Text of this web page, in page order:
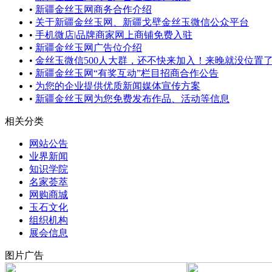
• 新疆金丝玉网商务合作介绍
• 关于新疆金丝玉网、新疆戈壁金丝玉微信公众平台
• 手机微店|品牌商家网上商铺免费入驻
• 新疆金丝玉网广告位介绍
• 金丝玉微信500人大群，还不快来加入！来晚就没位置
• 新疆金丝玉网“有奖互动”栏目招商合作公告
• 为您的企业提供优质新闻媒体宣传方案
• 新疆金丝玉网为您免费发布作品、活动等信息
相关分类
网站公告
业界新闻
知识学院
名家荟萃
网购商城
玉石文化
组织机构
展会信息
图片广告